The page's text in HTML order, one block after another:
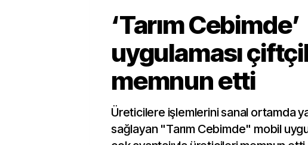
‘Tarım Cebimde’
uygulaması
memnun etti
Üreticilere işlemlerini sanal ortamda
sağlayan "Tarım Cebimde" mobil